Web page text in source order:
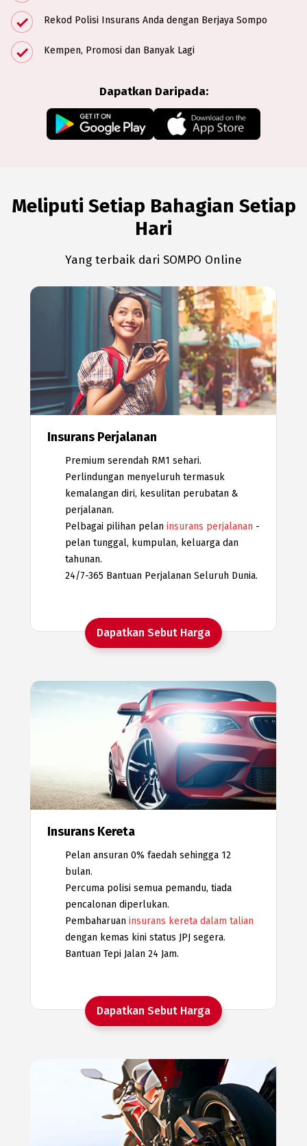
Rekod Polisi Insurans Anda dengan Berjaya Sompo
Kempen, Promosi dan Banyak Lagi
Dapatkan Daripada:
Meliputi Setiap Bahagian Setiap
Hari
Yang terbaik dari SOMPO Online
Insurans Perjalanan
Premium serendah RM1 sehari.
Perlindungan menyeluruh termasuk
kemalangan diri, kesulitan perubatan &
perjalanan.
Pelbagai pilihan pelan insurans perjalanan -
pelan tunggal, kumpulan, keluarga dan
tahunan.
24/7-365 Bantuan Perjalanan Seluruh Dunia.
Dapatkan Sebut Harga
Insurans Kereta
Pelan ansuran 0% faedah sehingga 12
bulan.
Percuma polisi semua pemandu, tiada
pencalonan diperlukan.
Pembaharuan insurans kereta dalam talian
dengan kemas kini status JPJ segera.
Bantuan Tepi Jalan 24 Jam.
Dapatkan Sebut Harga